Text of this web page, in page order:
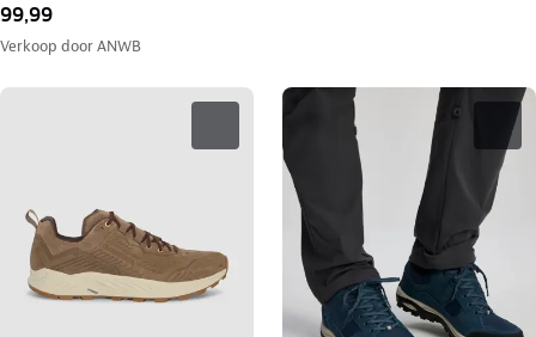
99,99
Verkoop doorANWB